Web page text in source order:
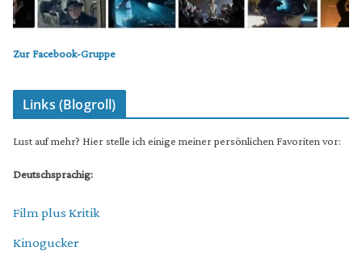
Zur Facebook-Gruppe
Links (Blogroll)
Lust auf mehr? Hier stelle ich einige meiner persönlichen Favoriten vor:
Deutschsprachig:
Film plus Kritik
Kinogucker